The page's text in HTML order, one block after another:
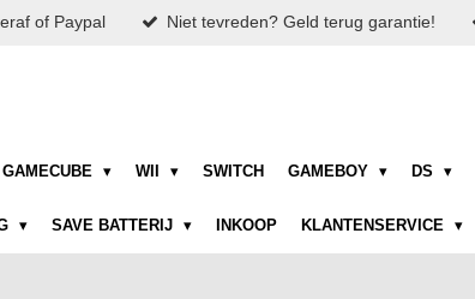
of Paypal Niet tevreden? Geld terug garantie!
GAMECUBE WII SWITCH GAMEBOY DS
SAVE BATTERIJ INKOOP KLANTENSERVICE